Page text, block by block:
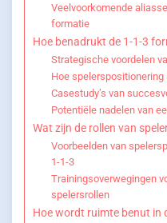
Veelvoorkomende
formatie
Hoe benadrukt de 1-1-3
Strategische voordelen
Hoe
Casestudy’s van
Potentiële nadelen van
Wat zijn de rollen van
Voorbeelden van
1-1-3
Trainingsoverwegingen
spelersrollen
Hoe wordt ruimte benut in